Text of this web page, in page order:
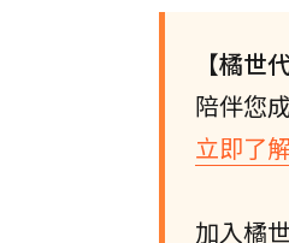
【橘世
陪伴您
立即了
加入橘